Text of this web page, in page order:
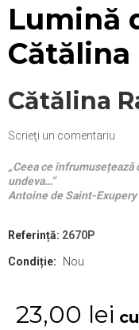
Lumină
Cătălina
Cătălina
Scrieţi un comentariu
„Ceea ce
undeva…”
Antoine de Saint-Exupery
Referință: 2670P
Condiție: Nou
23,00 lei